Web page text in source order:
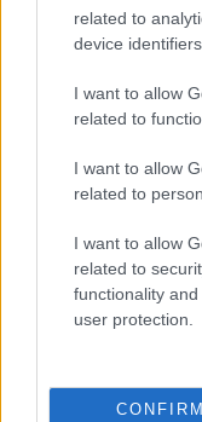
related to
device
I want to allow
related to
I want to allow
related to
I want to allow
related to
functionality
user protection.
CONFIRM